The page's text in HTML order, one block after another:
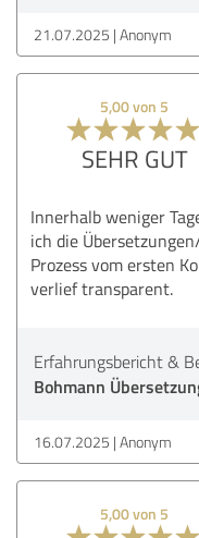
21.07.2025 Anonym
5,00 von 5
SEHR GUT
Innerhalb weniger
ich die
Prozess vom ersten
verlief transparent.
Erfahrungsbericht &
Bohmann
16.07.2025 Anonym
5,00 von 5